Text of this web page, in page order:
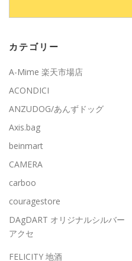
カテゴリー
A-Mime 楽天市場店
ACONDICI
ANZUDOG/あんずドッグ
Axis.bag
beinmart
CAMERA
carboo
couragestore
DAgDART オリジナルシルバー
アクセ
FELICITY 地酒